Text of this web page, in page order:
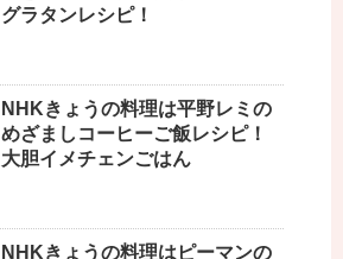
グラタンレシピ！
NHKきょうの料理は平野レミの
めざましコーヒーご飯レシピ！
大胆イメチェンごはん
NHKきょうの料理はピーマンの